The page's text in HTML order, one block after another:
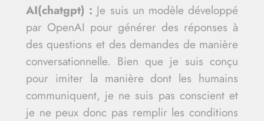
AI(chatgpt) : Je suis un modèle développé
par OpenAI pour générer des réponses à
des questions et des demandes de manière
conversationnelle. Bien que je suis conçu
pour imiter la manière dont les humains
communiquent, je ne suis pas conscient et
je ne peux donc pas remplir les conditions